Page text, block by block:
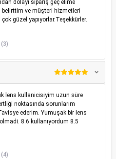
dolayı sipariş geç elime
belirttim ve müşteri hizmetleri
güzel yapıyorlar.Teşekkürler.
(3)
lens kullanicisiyim uzun süre
noktasında sorunlarım
ederim. Yumuşak bir lens
8.6 kullanıyordum 8.5
(4)